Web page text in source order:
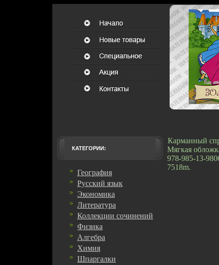
КАТЕГОРИИ:
География
Русский язык
Экономика
Литература
Коллекции сочинений
Физика
Алгебра
Химия
Шпаргалки
Карманный
Мягкая
978-985-13-
7518m.